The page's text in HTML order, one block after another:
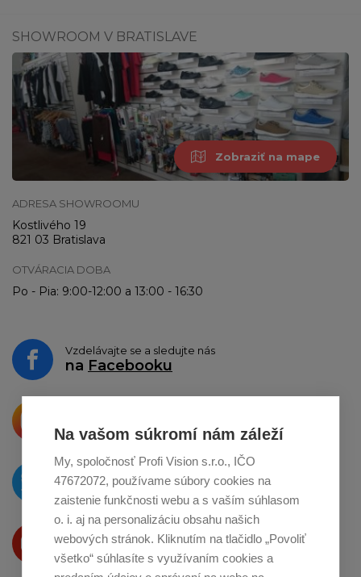
Na vašom súkromí nám záleží
My, spoločnosť Profi Vision s.r.o., IČO
47672072, používame súbory cookies na
zaistenie funkčnosti webu a s vaším súhlasom
o. i. aj na personalizáciu obsahu našich
webových stránok. Kliknutím na tlačidlo „Povoliť
všetko“ súhlasíte s využívaním cookies a
SHOWROOM V BRATISLAVE
Zobraziť na mape
ADRESA SHOWROOMU
Kostlivého 19
821 03 Bratislava
OTVÁRACIA DOBA
Po - Pia: 9:00-12:00 a 13:00 - 16:30
Vzdelávajte se a sledujte nás
na Facebooku
o zdieľanie naInstagrame
O novinkách píšeme
naTwitteri
Produkty Vám predstavujeme
na Youtube